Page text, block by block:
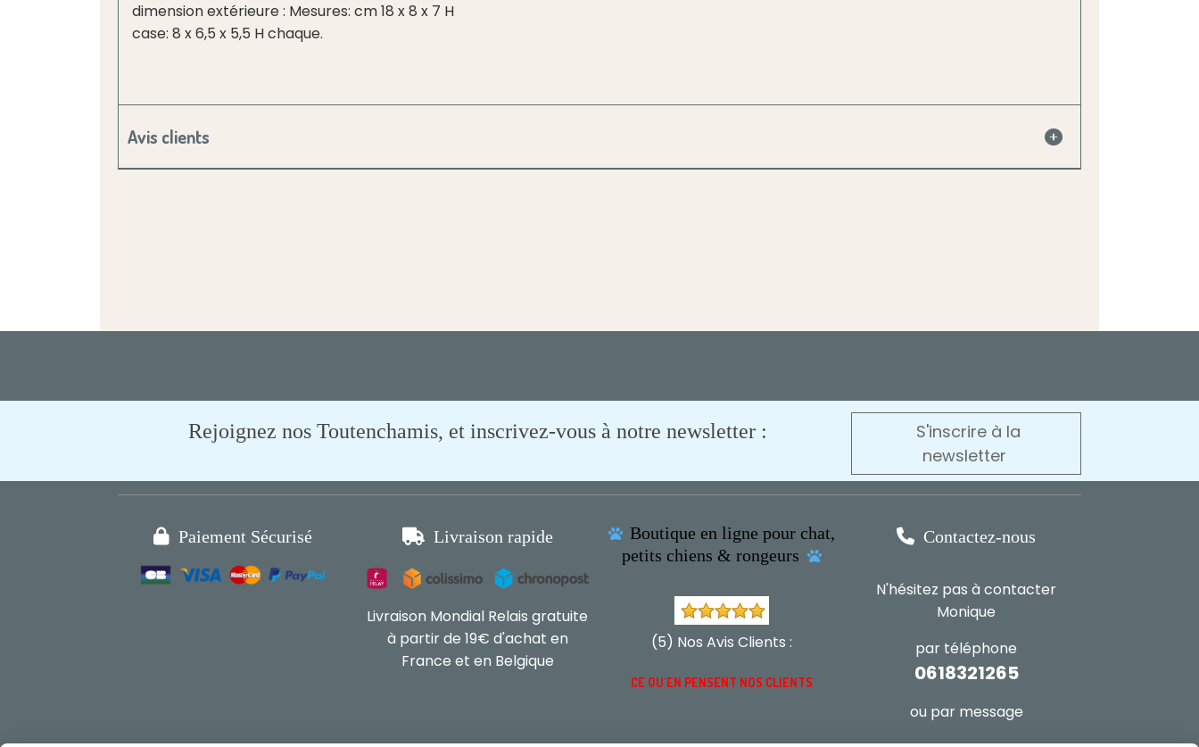
dimension extérieure : Mesures: cm 18 x 8 x 7 H
case: 8 x 6,5 x 5,5 H chaque.
Avis clients
Rejoignez nos Toutenchamis, et inscrivez-vous à notre newsletter :
S'inscrire à la
newsletter
 Paiement Sécurisé  Livraison rapide
Livraison Mondial Relais gratuite
à partir de 19€ d'achat en
France et en Belgique
 Boutique en ligne pour chat,
petits chiens & rongeurs

(5) Nos Avis Clients :
CE QU'EN PENSENT NOS CLIENTS
 Contactez-nous
N'hésitez pas à contacter
Monique
par téléphone
0618321265
ou par message